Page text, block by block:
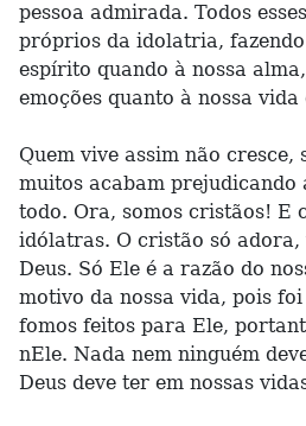
pessoa admirada. Todos
próprios da idolatria,
espírito quando à nossa
emoções quanto à nossa
Quem vive assim não cresce,
muitos acabam prejudicando
todo. Ora, somos cristãos! E
idólatras. O cristão só adora,
Deus. Só Ele é a razão do
motivo da nossa vida, pois
fomos feitos para Ele,
nEle. Nada nem ninguém
Deus deve ter em nossas